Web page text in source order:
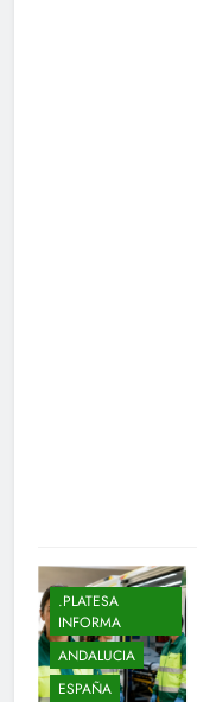
.PLATESA
INFORMA
ANDALUCIA
ESPAÑA